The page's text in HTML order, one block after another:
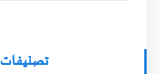
تصنيفات